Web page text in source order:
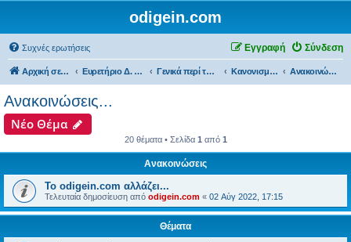
odigein.com
Συχνές ερωτήσεις Σύνδεση
Εγγραφή
Αρχική σελίδα Ευρετήριο Δ. Συζήτησης Γενικά περί του forum... Κανονισμοί λειτουργίας & Ανακοινώσεις του forum...... Ανακοινώσεις...
Ανακοινώσεις...
Νέο Θέμα
20 θέματα • Σελίδα 1 από 1
Ανακοινώσεις
Το odigein.com αλλάζει...
Τελευταία δημοσίευση από odigein.com « 02 Αύγ 2022, 17:15
Θέματα